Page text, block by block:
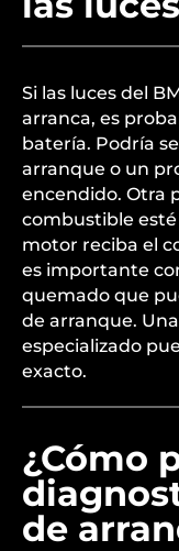
Si las luces del
arranca, es
batería. Podría
arranque o un
encendido. Otra
combustible
motor reciba el
es importante
quemado que
de arranque.
especializado
exacto.
¿Cómo
de